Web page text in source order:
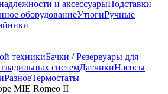
и аксессуарыПодставки
оборудованиеУтюгиРучные
техникиБачки / Резервуары для
системДатчикиНасосы
РазноеТермостаты
MIE Romeo II